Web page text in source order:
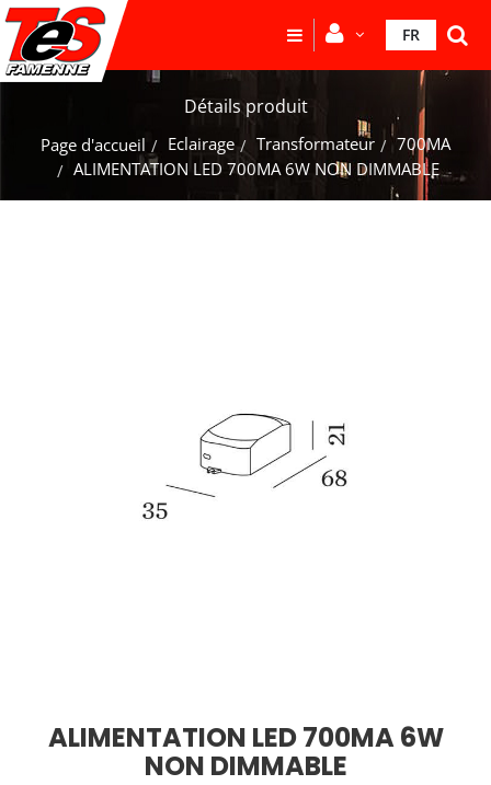
FR
Détails produit
Page d'accueil Eclairage Transformateur
700MA
ALIMENTATION LED 700MA 6W NON DIMMABLE
ALIMENTATION LED 700MA 6W
NON DIMMABLE